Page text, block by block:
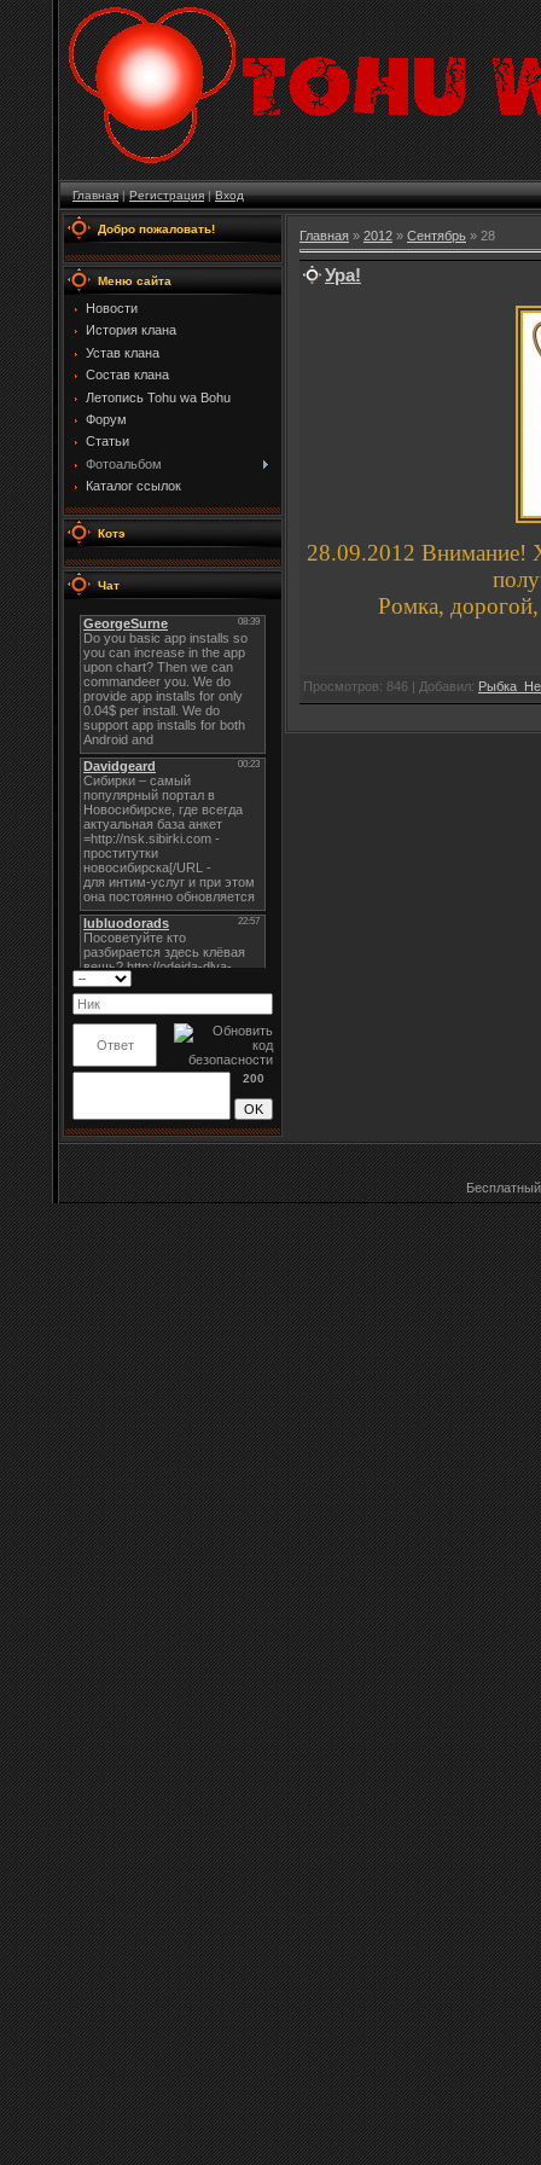
Главная|Регистрация|Вход
Добро пожаловать!
Меню сайта
Новости
История клана
Устав клана
Состав клана
Летопись Tohu wa Bohu
Форум
Статьи
Фотоальбом
Каталог ссылок
Котэ
Чат
200
Главная » 2012 » Сентябрь » 28
Ура!
28.09.2012 Внимание!
Ромка,
Просмотров: 846 | Добавил: